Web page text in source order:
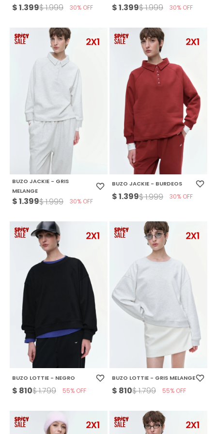
$1.399$1.999 30 $1.399$1.999 30
BUZO JACKIE - GRIS
MELANGE
$1.399$1.999 30
BUZO JACKIE - BURDEOS
$1.399$1.999 30
BUZO LOTTIE - NEGRO
$ 810$1.799 55
BUZO LOTTIE - GRIS MELANGE
$ 810$1.799 55